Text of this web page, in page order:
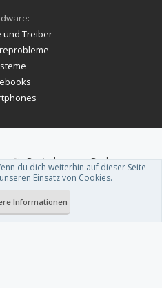
und Treiber
-Deutsch von xenDach
byThemeHouse .
Midnight: Neues Gameplay zum
du dich weiterhin auf dieser Seite
Einsatz von Cookies.
Informationen